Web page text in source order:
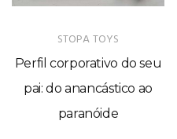
STOPA TOYS
Perfil corporativo do seu
pai: do anancástico ao
paranóide